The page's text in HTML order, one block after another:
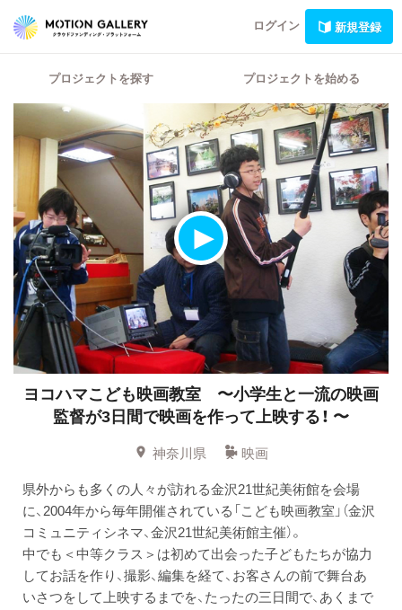
ログイン 新規登録
プロジェクトを探す プロジェクトを始める
ヨコハマこども映画教室 〜小学生と一流の映画
監督が3日間で映画を作って上映する！ 〜
神奈川県
映画
県外からも多くの人々が訪れる金沢21世紀美術館を会場
に、2004年から毎年開催されている「こども映画教室」（金沢
コミュニティシネマ、金沢21世紀美術館主催）。
中でも＜中等クラス＞は初めて出会った子どもたちが協力
してお話を作り、撮影、編集を経て、お客さんの前で舞台あ
いさつをして上映するまでを、たったの三日間で、あくまで